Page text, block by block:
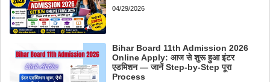
04/29/2026
Bihar Board 11th Admission 2026
Online Apply: आज से शुरू हुआ इंटर
एडमिशन — जानें Step-by-Step पूरा
Process